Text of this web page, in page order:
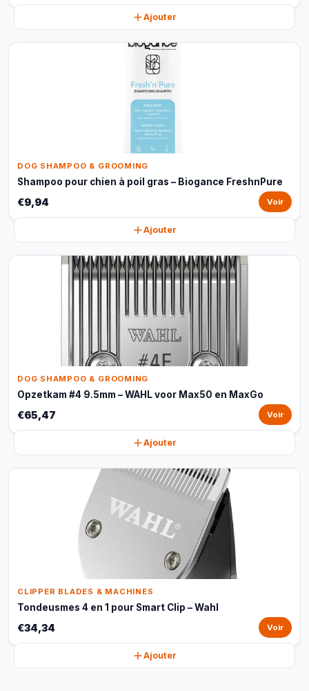
Ajouter
DOG SHAMPOO & GROOMING
Shampoo pour chien à poil gras – Biogance FreshnPure
€9,94 Voir
Ajouter
DOG SHAMPOO & GROOMING
Opzetkam #4 9.5mm – WAHL voor Max50 en MaxGo
€65,47 Voir
Ajouter
CLIPPER BLADES & MACHINES
Tondeusmes 4 en 1 pour Smart Clip – Wahl
€34,34 Voir
Ajouter